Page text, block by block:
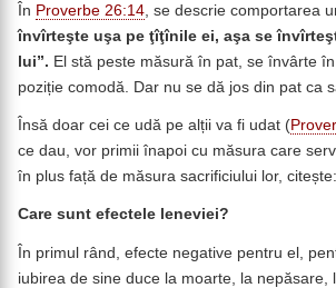
În Proverbe 26:14 , se descrie comportarea
învîrteşte uşa pe ţîţînile ei, aşa se
lui”. El stă peste măsură în pat, se învârte
poziție comodă. Dar nu se dă jos din pat ca
Însă doar cei ce udă pe alții va fi udat (
ce dau, vor primii înapoi cu măsura care
în plus față de măsura sacrificiului lor, citește:
Care sunt efectele leneviei?
În primul rând, efecte negative pentru el,
iubirea de sine duce la moarte, la nepăsare,